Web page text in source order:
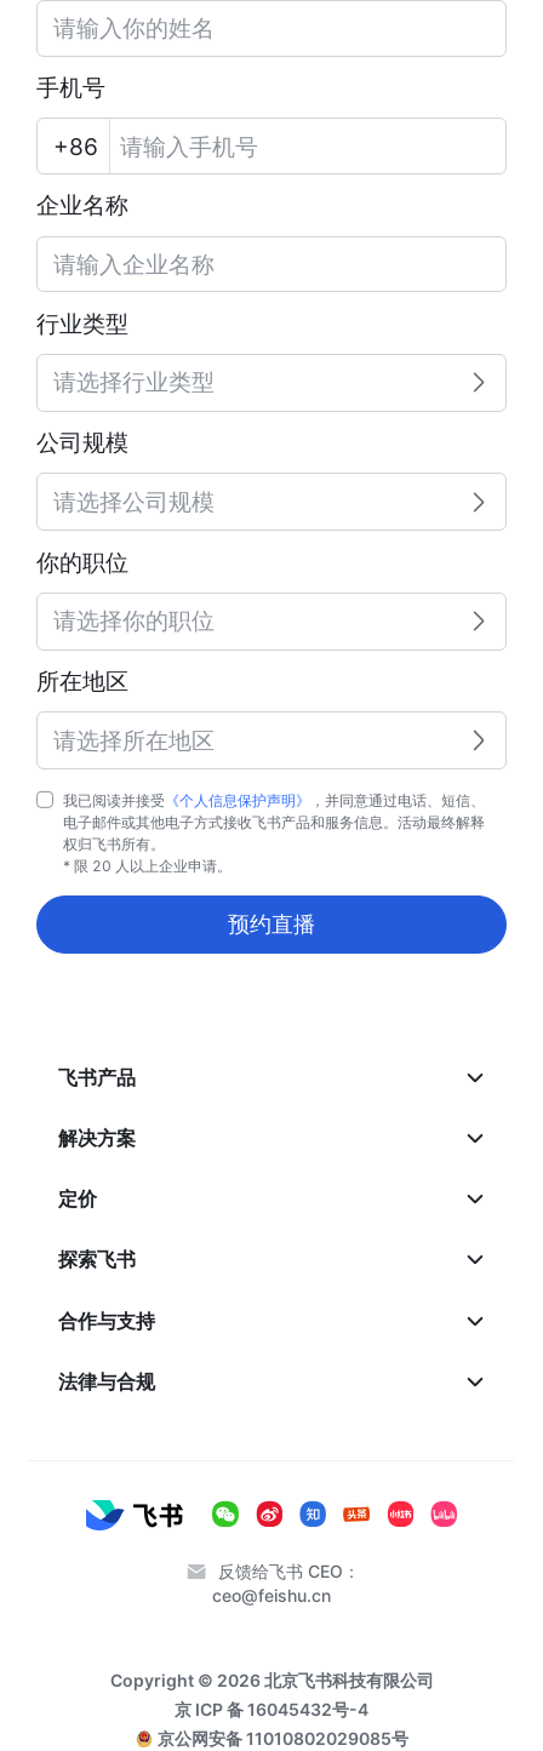
手机号
企业名称
行业类型
请选择行业类型
公司规模
请选择公司规模
你的职位
请选择你的职位
所在地区
请选择所在地区
我已阅读并接受 《个人信息保护声明》
，并同意通过电话、短信、
电子邮件或其他电子方式接收飞书产品和服务信息。活动最终解释
权归飞书所有。
* 限 20 人以上企业申请。
预约直播
飞书产品
解决方案
定价
探索飞书
合作与支持
法律与合规
反馈给飞书 CEO：
ceo@feishu.cn
Copyright © 2026 北京飞书科技有限公司
京 ICP 备 16045432号-4
京公网安备 11010802029085号